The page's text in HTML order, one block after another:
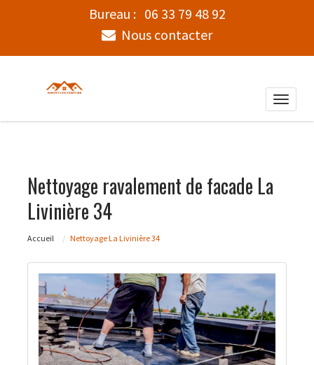
Bureau : 06 33 79 48 92
Nous contacter
Toggle
Nettoyage ravalement de facade La
Livinière 34
Accueil Nettoyage La Livinière 34